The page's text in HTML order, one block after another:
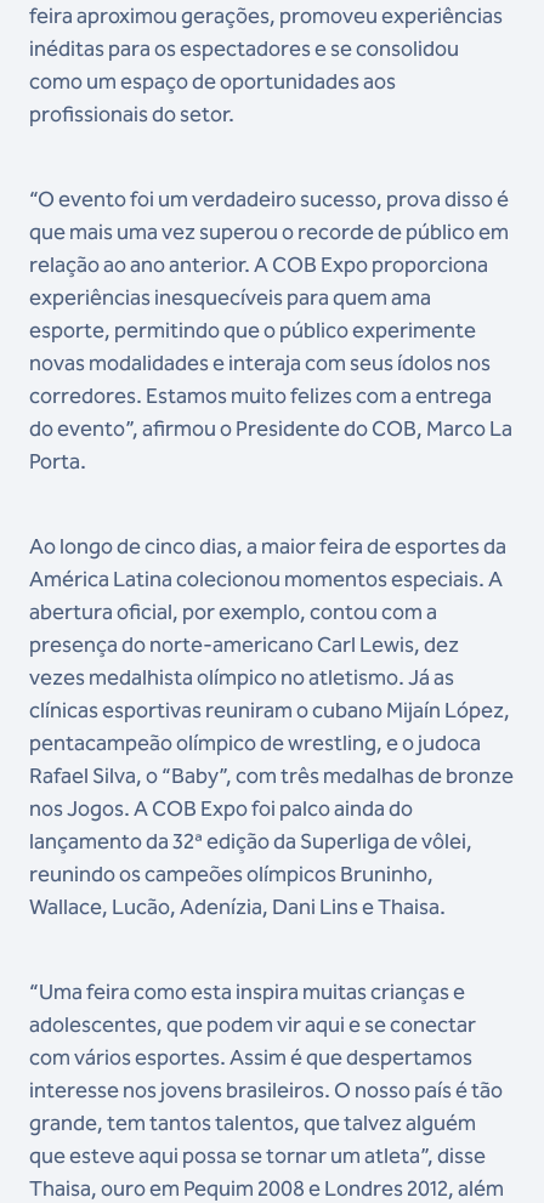
feira aproximou gerações, promoveu experiências
inéditas para os espectadores e se consolidou
como um espaço de oportunidades aos
profissionais do setor.
“O evento foi um verdadeiro sucesso, prova disso é
que mais uma vez superou o recorde de público em
relação ao ano anterior. A COB Expo proporciona
experiências inesquecíveis para quem ama
esporte, permitindo que o público experimente
novas modalidades e interaja com seus ídolos nos
corredores. Estamos muito felizes com a entrega
do evento”, afirmou o Presidente do COB, Marco La
Porta.
Ao longo de cinco dias, a maior feira de esportes da
América Latina colecionou momentos especiais. A
abertura oficial, por exemplo, contou com a
presença do norte-americano Carl Lewis, dez
vezes medalhista olímpico no atletismo. Já as
clínicas esportivas reuniram o cubano Mijaín López,
pentacampeão olímpico de wrestling, e o judoca
Rafael Silva, o “Baby”, com três medalhas de bronze
nos Jogos. A COB Expo foi palco ainda do
lançamento da 32ª edição da Superliga de vôlei,
reunindo os campeões olímpicos Bruninho,
Wallace, Lucão, Adenízia, Dani Lins e Thaisa.
“Uma feira como esta inspira muitas crianças e
adolescentes, que podem vir aqui e se conectar
com vários esportes. Assim é que despertamos
interesse nos jovens brasileiros. O nosso país é tão
grande, tem tantos talentos, que talvez alguém
que esteve aqui possa se tornar um atleta”, disse
Thaisa, ouro em Pequim 2008 e Londres 2012, além